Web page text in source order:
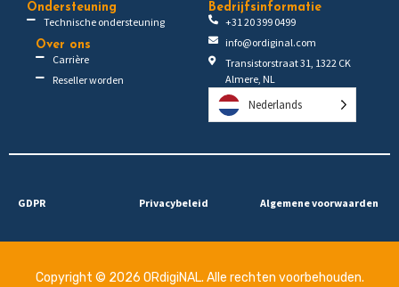
Ondersteuning
Technische ondersteuning
Over ons
Carrière
Reseller worden
Bedrijfsinformatie
+31 20 399 0499
info@ordiginal.com
Transistorstraat 31, 1322 CK
Almere, NL
Nederlands
GDPR Privacybeleid Algemene voorwaarden
Copyright © 2026 ORdigiNAL. Alle rechten voorbehouden.